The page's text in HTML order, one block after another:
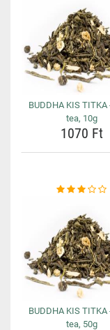
BUDDHA KIS TITKA
tea, 10g
1070 Ft
BUDDHA KIS TITKA
tea, 50g